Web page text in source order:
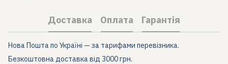
Доставка Оплата Гарантія
Нова Пошта по Україні — за тарифами перевізника.
Безкоштовна доставка від 3000 грн.